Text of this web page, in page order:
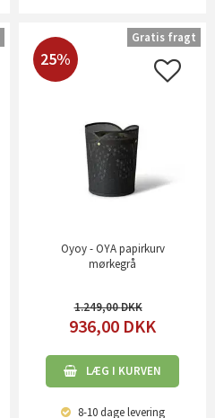
25%
Oyoy - OYA papirkurv
mørkegrå
1.249,00
936,00 DKK
LÆG I KURVEN
8-10 dagelevering
Gratis fragt